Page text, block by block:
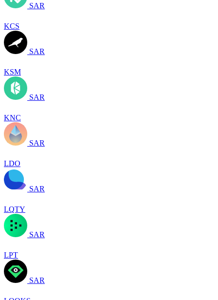
SAR
KCS
SAR
KSM
SAR
KNC
SAR
LDO
SAR
LQTY
SAR
LPT
SAR